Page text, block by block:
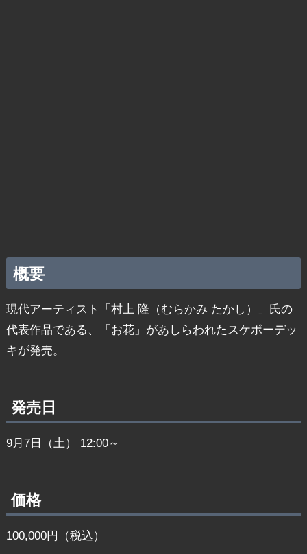
概要
現代アーティスト「村上 隆（むらかみ たかし）」氏の
代表作品である、「お花」があしらわれたスケボーデッ
キが発売。
発売日
9月7日（土） 12:00～
価格
100,000円（税込）